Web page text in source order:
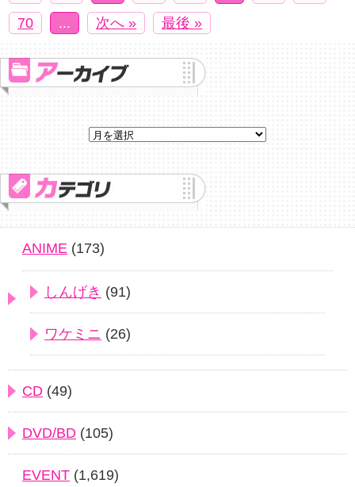
70
... 次へ » 最後 »
ANIME (173)
しんげき (91)
ワケミニ (26)
CD (49)
DVD/BD (105)
EVENT (1,619)